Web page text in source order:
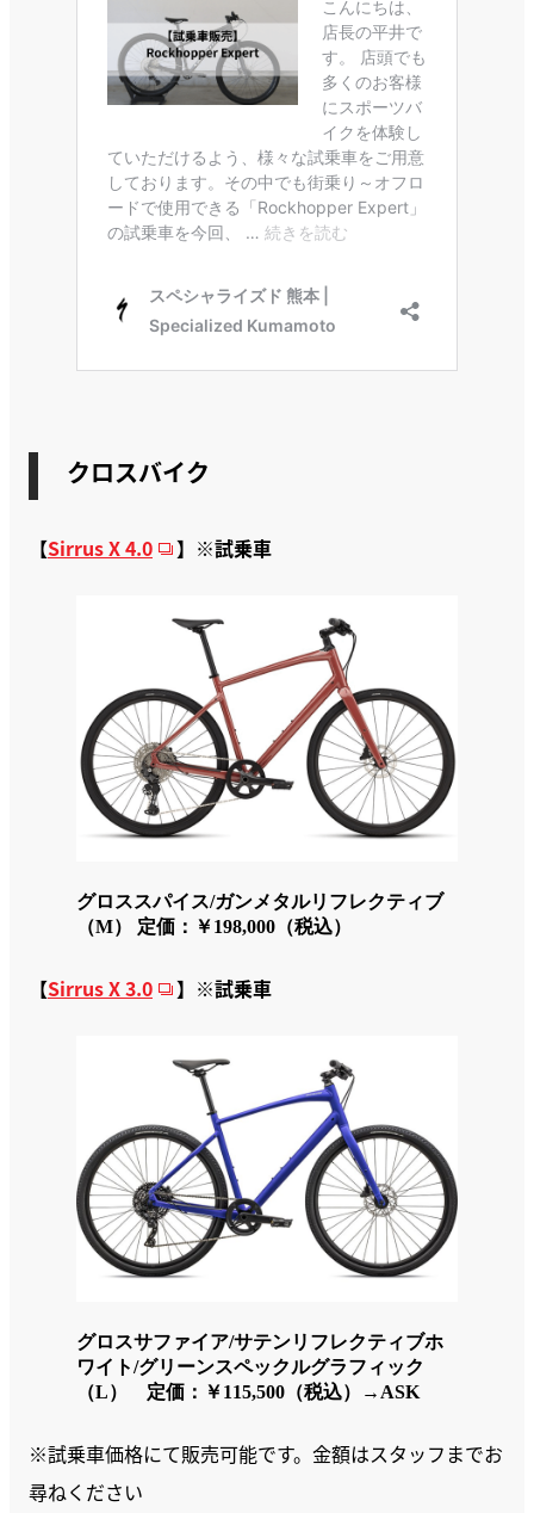
クロスバイク
【Sirrus X 4.0 】※試乗車
グロススパイス/ガンメタルリフレクティブ
（M） 定価：￥198,000（税込）
【Sirrus X 3.0 】※試乗車
グロスサファイア/サテンリフレクティブホ
ワイト/グリーンスペックルグラフィック
（L） 定価：￥115,500（税込）→ASK
※試乗車価格にて販売可能です。金額はスタッフまでお
尋ねください